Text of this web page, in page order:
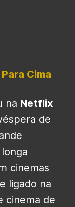
Cima
na Netflix
de
cinemas
ligado na
cinema de